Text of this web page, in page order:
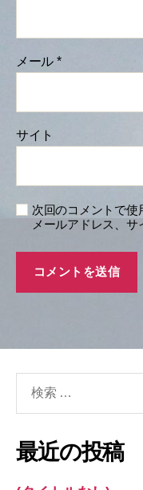
メール *
サイト
次回のコメントで使
メールアドレス、サ
象:
最近の投稿